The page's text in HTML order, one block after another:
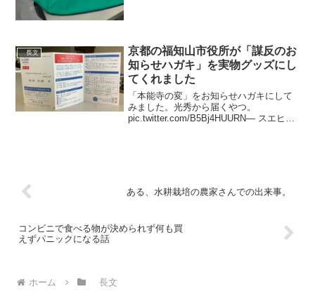
長文
京都の福知山市役所が「謀反のお
知らせハガキ」を実物グッズにし
てくれました
「本能寺の変」をお知らせハガキにして
みました。光秀から届くやつ。
pic.twitter.com/B5Bj4HUURN— スエヒロ
ある、水耕栽培の農家さんでの出来事。
コンビニで食べる物が決められず何も買
えずパニックになる話
ホーム 長文